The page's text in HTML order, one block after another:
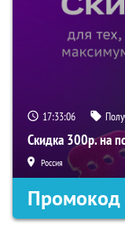
17:33:05
Скидка 300р. на
Россия
Промокод